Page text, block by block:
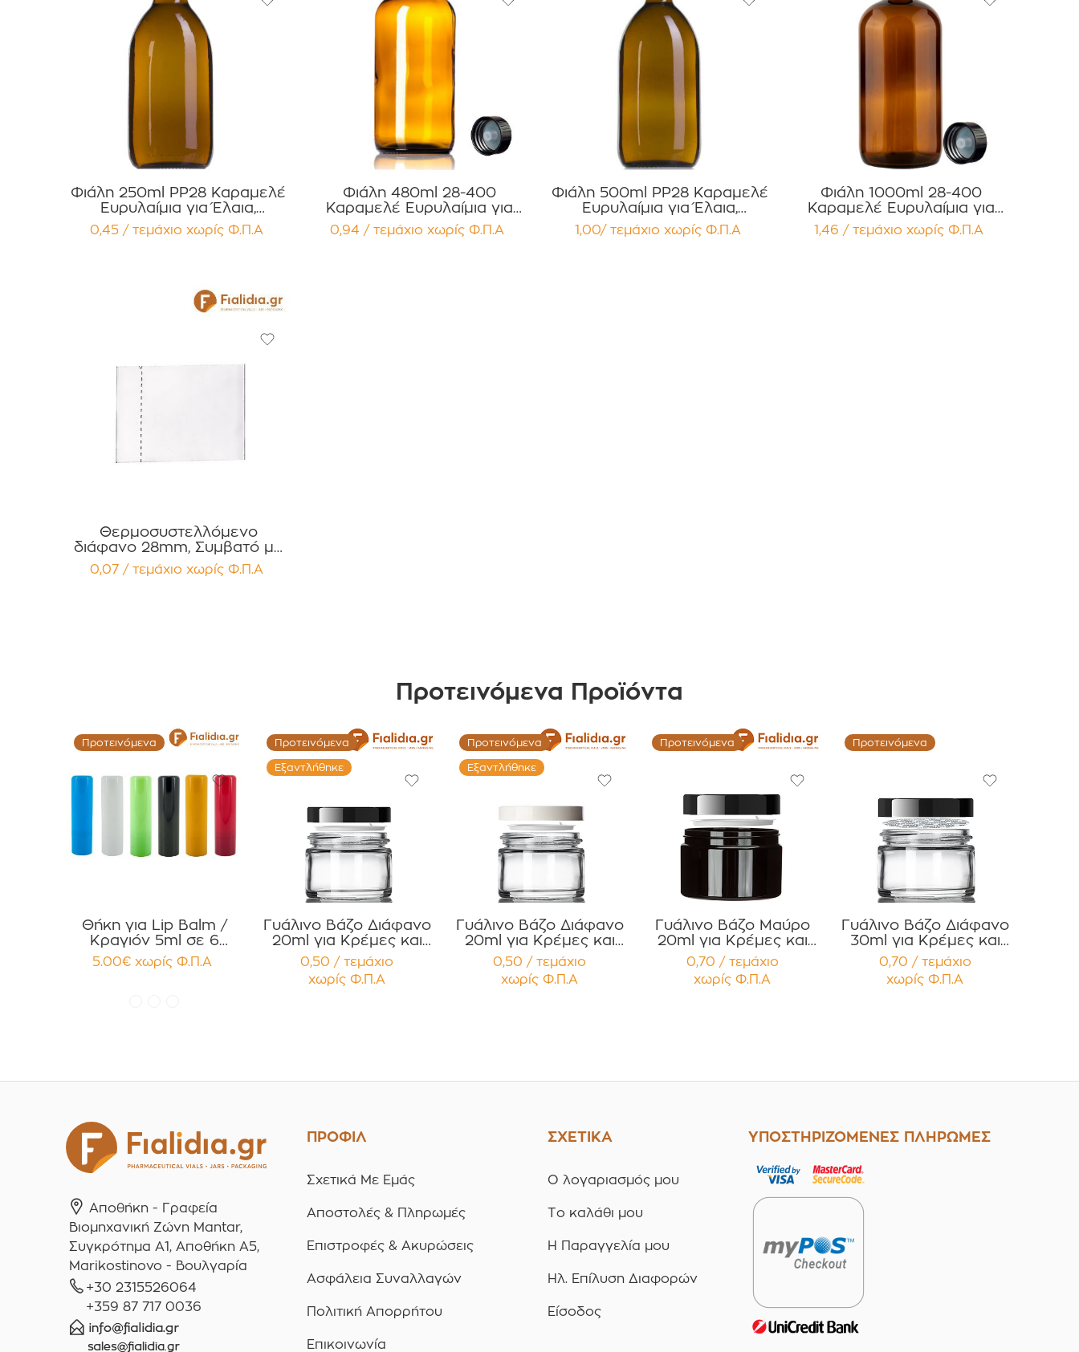
Φιάλη 250ml PP28 Καραμελέ
Ευρυλαίμια για Έλαια,
Βάμματα Αρώματα
Συσκευασία 12 τεμαχίων
0,45 / τεμάχιο χωρίς Φ.Π.Α
Φιάλη 480ml 28-400
Καραμελέ Ευρυλαίμια για
Έλαια, Βάμματα Αρώματα
Συσκευασία 12 τεμαχίων
0,94 / τεμάχιο χωρίς Φ.Π.Α
Φιάλη 500ml PP28 Καραμελέ
Ευρυλαίμια για Έλαια,
Βάμματα Αρώματα
Συσκευασία 12 τεμαχίων
1,00/ τεμάχιο χωρίς Φ.Π.Α
Φιάλη 1000ml 28-400
Καραμελέ Ευρυλαίμια για
Έλαια, Βάμματα Αρώματα
Συσκευασία 12 τεμαχίων
1,46 / τεμάχιο χωρίς Φ.Π.Α
Θερμοσυστελλόμενο
διάφανο 28mm, Συμβατό με
πώματα PP28 για Σιρόπια ,
Έλαια, Βάμματα Αρώματα
0,07 / τεμάχιο χωρίς Φ.Π.Α
Προτεινόμενα Προϊόντα
Προτεινόμενα
Θήκη για Lip Balm /
Κραγιόν 5ml σε 6
χρώματα Πακέτο 10τεμ.
5.00€ χωρίς Φ.Π.Α
Προτεινόμενα
Εξαντλήθηκε
Γυάλινο Βάζο Διάφανο
20ml για Κρέμες και
Κηραλοιφές με Μαύρο
Γυαλιστερό Καπάκι
Παρέμβυσμα
0,50 / τεμάχιο
χωρίς Φ.Π.Α
Προτεινόμενα
Εξαντλήθηκε
Γυάλινο Βάζο Διάφανο
20ml για Κρέμες και
Κηραλοιφές με Άσπρο
Γυαλιστερό Καπάκι
Παρέμβυσμα
0,50 / τεμάχιο
χωρίς Φ.Π.Α
Προτεινόμενα
Γυάλινο Βάζο Μαύρο
20ml για Κρέμες και
Κηραλοιφές με Μαύρο
Γυαλιστερό Καπάκι
Παρέμβυσμα
0,70 / τεμάχιο
χωρίς Φ.Π.Α
Προτεινόμενα
Γυάλινο Βάζο Διάφανο
30ml για Κρέμες και
Κηραλοιφές με Μαύρο
Γυαλιστερό Καπάκι PP
Liner Συσκευασία 12
0,70 / τεμάχιο
χωρίς Φ.Π.Α
Αποθήκη - Γραφεία
Βιομηχανική Ζώνη Mantar,
Συγκρότημα A1, Αποθήκη Α5,
Marikostinovo - Βουλγαρία
+30 2315526064
+359 87 717 0036
ΠΡΟΦΙΛ
Σχετικά Με Εμάς
Αποστολές & Πληρωμές
Επιστροφές & Ακυρώσεις
Ασφάλεια Συναλλαγών
Πολιτική Απορρήτου
Επικοινωνία
ΣΧΕΤΙΚΑ
Ο λογαριασμός μου
Το καλάθι μου
Η Παραγγελία μου
Ηλ. Επίλυση Διαφορών
Είσοδος
ΥΠΟΣΤΗΡΙΖΟΜΕΝΕΣ ΠΛΗΡΩΜΕΣ